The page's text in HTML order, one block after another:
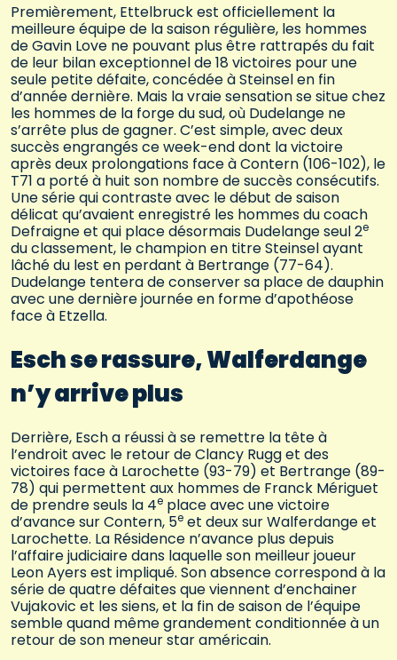
Premièrement, Ettelbruck est officiellement la
meilleure équipe de la saison régulière, les hommes
de Gavin Love ne pouvant plus être rattrapés du fait
de leur bilan exceptionnel de 18 victoires pour une
seule petite défaite, concédée à Steinsel en fin
d’année dernière. Mais la vraie sensation se situe chez
les hommes de la forge du sud, où Dudelange ne
s’arrête plus de gagner. C’est simple, avec deux
succès engrangés ce week-end dont la victoire
après deux prolongations face à Contern (106-102), le
T71 a porté à huit son nombre de succès consécutifs.
Une série qui contraste avec le début de saison
délicat qu’avaient enregistré les hommes du coach
Defraigne et qui place désormais Dudelange seul 2e
du classement, le champion en titre Steinsel ayant
lâché du lest en perdant à Bertrange (77-64).
Dudelange tentera de conserver sa place de dauphin
avec une dernière journée en forme d’apothéose
face à Etzella.
Esch se rassure, Walferdange
n’y arrive plus
Derrière, Esch a réussi à se remettre la tête à
l’endroit avec le retour de Clancy Rugg et des
victoires face à Larochette (93-79) et Bertrange (89-
78) qui permettent aux hommes de Franck Mériguet
de prendre seuls la 4e place avec une victoire
d’avance sur Contern, 5e et deux sur Walferdange et
Larochette. La Résidence n’avance plus depuis
l’affaire judiciaire dans laquelle son meilleur joueur
Leon Ayers est impliqué. Son absence correspond à la
série de quatre défaites que viennent d’enchainer
Vujakovic et les siens, et la fin de saison de l’équipe
semble quand même grandement conditionnée à un
retour de son meneur star américain.